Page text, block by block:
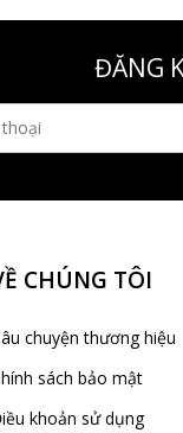
ĐĂNG
CHÚNG TÔI
chuyện thương hiệu
sách bảo mật
khoản sử dụng